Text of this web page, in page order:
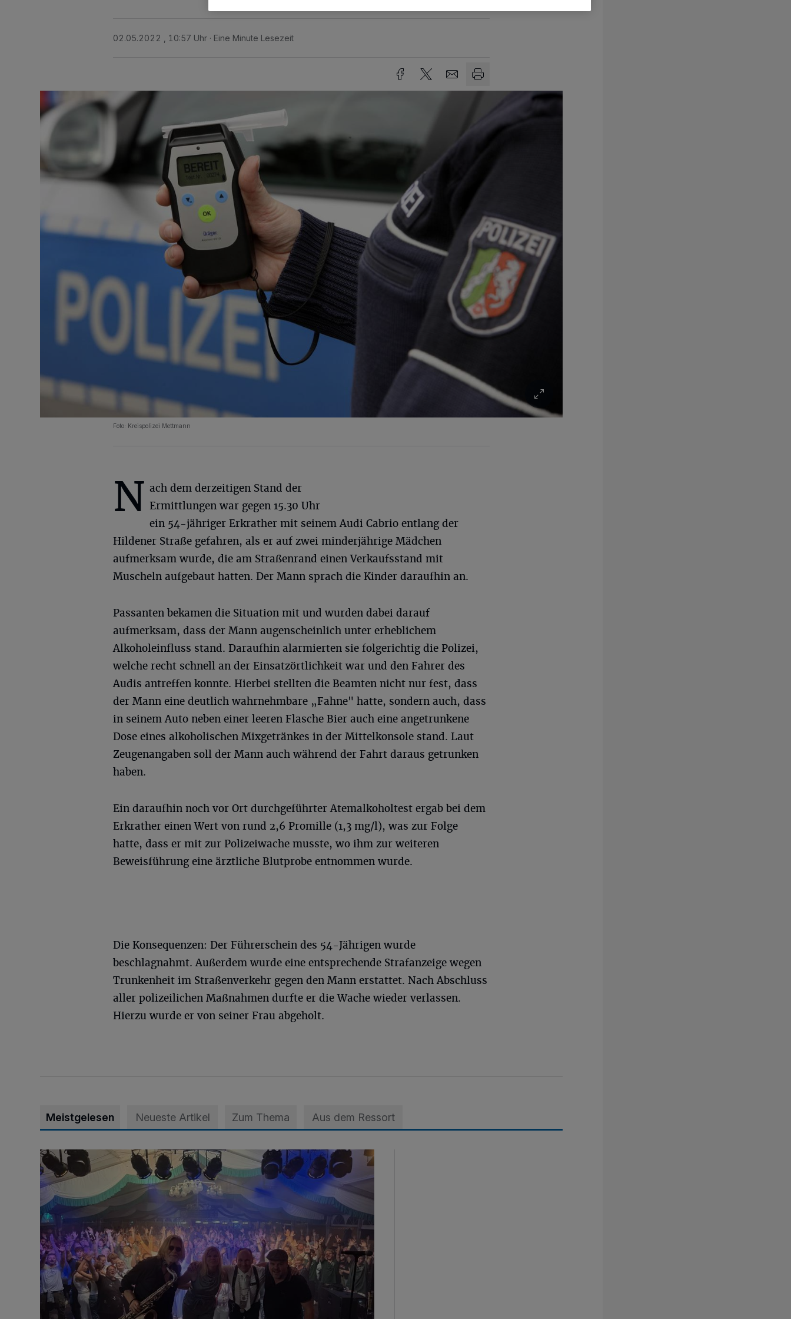
02.05.2022 , 10:57 Uhr Eine Minute Lesezeit
Foto: Kreispolizei Mettmann
N ach dem derzeitigen Stand der
Ermittlungen war gegen 15.30 Uhr
ein 54-jähriger Erkrather mit seinem Audi Cabrio entlang der
Hildener Straße gefahren, als er auf zwei minderjährige Mädchen
aufmerksam wurde, die am Straßenrand einen Verkaufsstand mit
Muscheln aufgebaut hatten. Der Mann sprach die Kinder daraufhin an.
Passanten bekamen die Situation mit und wurden dabei darauf
aufmerksam, dass der Mann augenscheinlich unter erheblichem
Alkoholeinfluss stand. Daraufhin alarmierten sie folgerichtig die Polizei,
welche recht schnell an der Einsatzörtlichkeit war und den Fahrer des
Audis antreffen konnte. Hierbei stellten die Beamten nicht nur fest, dass
der Mann eine deutlich wahrnehmbare „Fahne" hatte, sondern auch, dass
in seinem Auto neben einer leeren Flasche Bier auch eine angetrunkene
Dose eines alkoholischen Mixgetränkes in der Mittelkonsole stand. Laut
Zeugenangaben soll der Mann auch während der Fahrt daraus getrunken
haben.
Ein daraufhin noch vor Ort durchgeführter Atemalkoholtest ergab bei dem
Erkrather einen Wert von rund 2,6 Promille (1,3 mg/l), was zur Folge
hatte, dass er mit zur Polizeiwache musste, wo ihm zur weiteren
Beweisführung eine ärztliche Blutprobe entnommen wurde.
Die Konsequenzen: Der Führerschein des 54-Jährigen wurde
beschlagnahmt. Außerdem wurde eine entsprechende Strafanzeige wegen
Trunkenheit im Straßenverkehr gegen den Mann erstattet. Nach Abschluss
aller polizeilichen Maßnahmen durfte er die Wache wieder verlassen.
Hierzu wurde er von seiner Frau abgeholt.
Meistgelesen Neueste Artikel Zum Thema Aus dem Ressort
Viele Bilder: Toller Auftakt des Unterbacher Schützenfestes